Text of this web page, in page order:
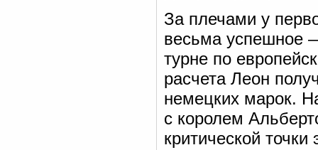
За плечами у
весьма успешное
турне по
расчета Леон
немецких марок.
с королем
критической